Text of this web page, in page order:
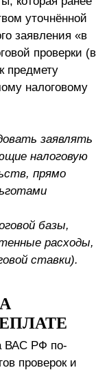
уточнённой
заявления «в
проверки (в
предмету
налоговому
заявлять
налоговую
прямо
базы,
расходы,
ставки).
ВАС РФ по-
проверок и